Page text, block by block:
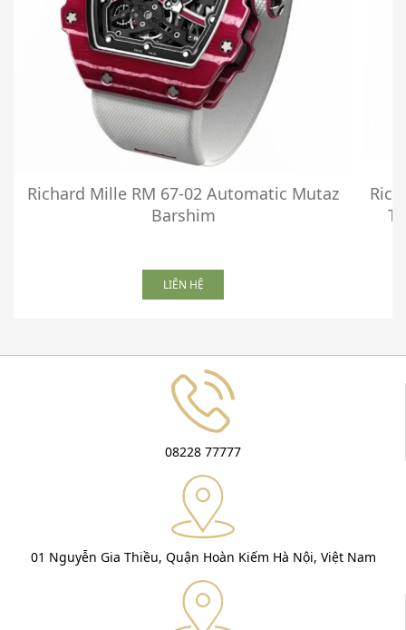
Richard Mille RM 67-02 Automatic Mutaz
Barshim
LIÊN HỆ
08228 77777
01 Nguyễn Gia Thiều, Quận Hoàn Kiếm Hà Nội, Việt Nam